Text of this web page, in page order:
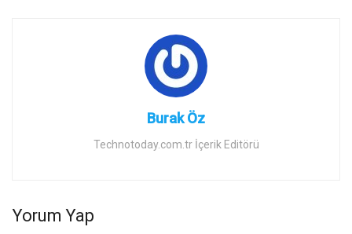
Burak Öz
Technotoday.com.tr İçerik Editörü
Yorum Yap